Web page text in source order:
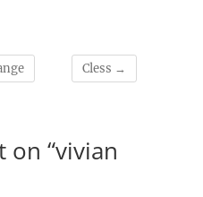
Cless →
“vivian